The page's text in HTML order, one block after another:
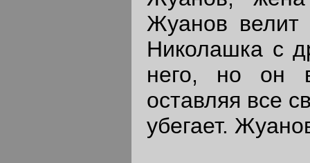
Жуанов велит
Николашка с
него, но он
оставляя все
убегает.